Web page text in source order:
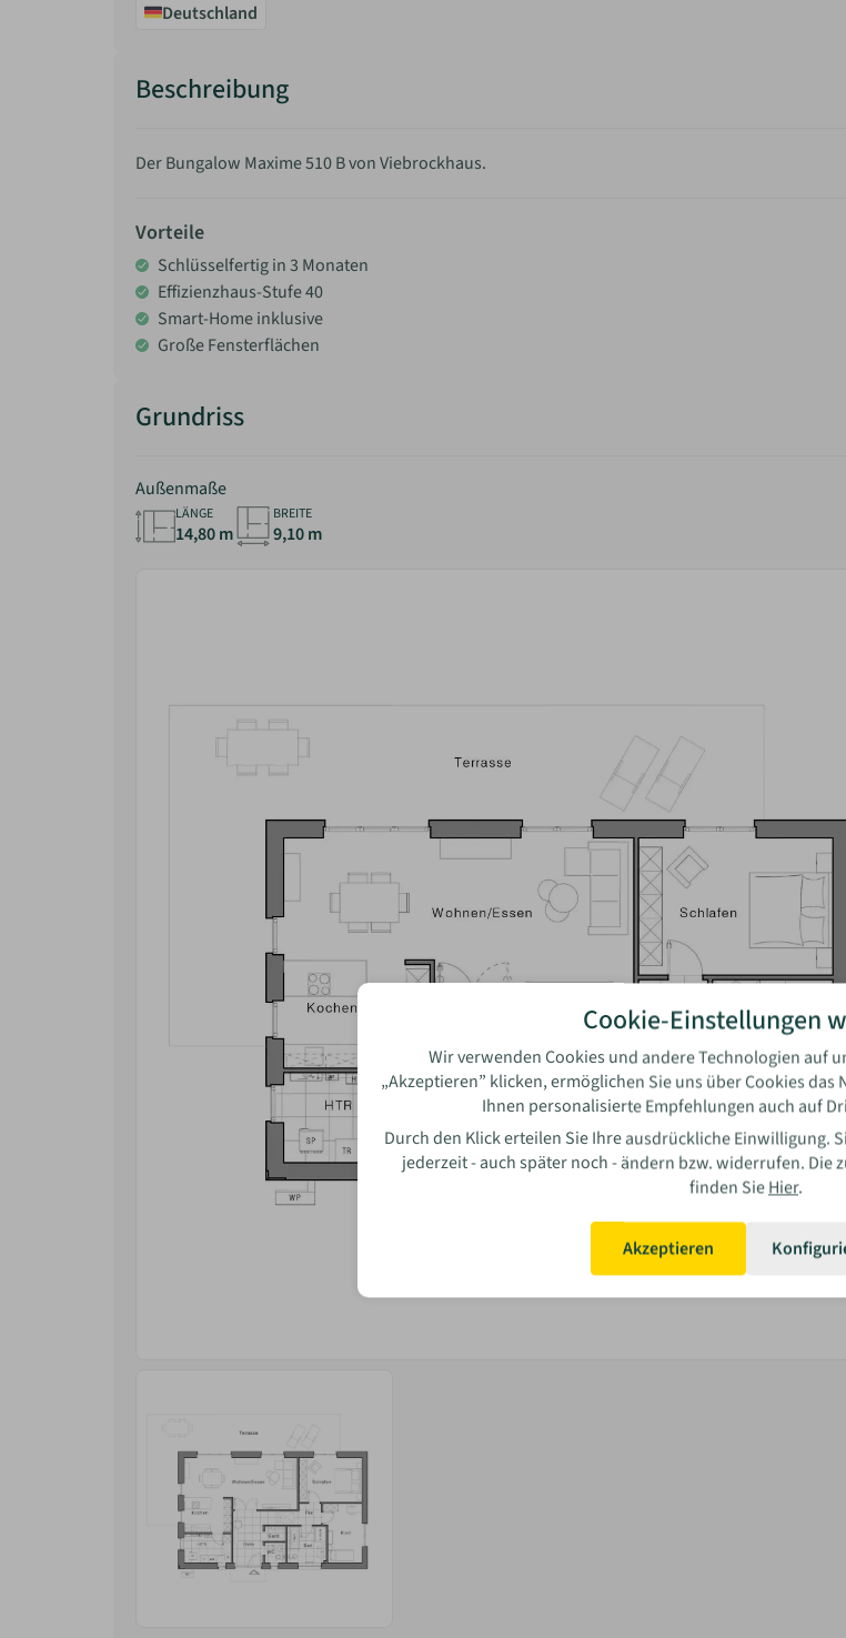
Deutschland
Beschreibung
Der Bungalow Maxime 510 B von Viebrockhaus.
Vorteile
Schlüsselfertig in 3 Monaten
Effizienzhaus-Stufe 40
Smart-Home inklusive
Große Fensterflächen
Grundriss
Außenmaße
LÄNGE
14,80 m
BREITE
9,10 m
E-Mail
Cookie-Einstellungen
Wir verwenden Cookies und andere Technologien auf
„Akzeptieren” klicken, ermöglichen Sie uns über Cookies
Ihnen personalisierte Empfehlungen auch auf
Durch den Klick erteilen Sie Ihre ausdrückliche Einwilligung.
jederzeit - auch später noch - ändern bzw. widerrufen. Die
finden SieHier.
Akzeptieren